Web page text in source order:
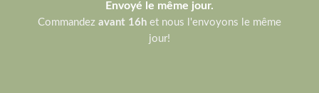
Envoyé le même jour.
Commandez avant 16h et nous l'envoyons le même
jour!